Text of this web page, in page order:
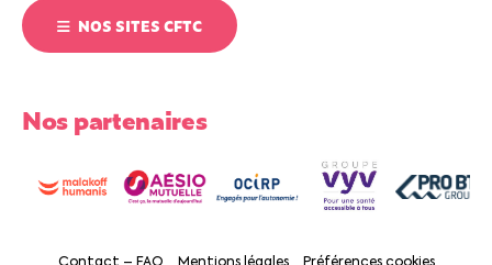
NOS SITES CFTC
Nos partenaires